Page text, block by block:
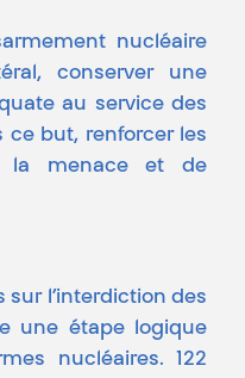
nucléaire
conserver une
au service des
ce but, renforcer les
la menace et de
sur l’interdiction des
une étape logique
nucléaires. 122